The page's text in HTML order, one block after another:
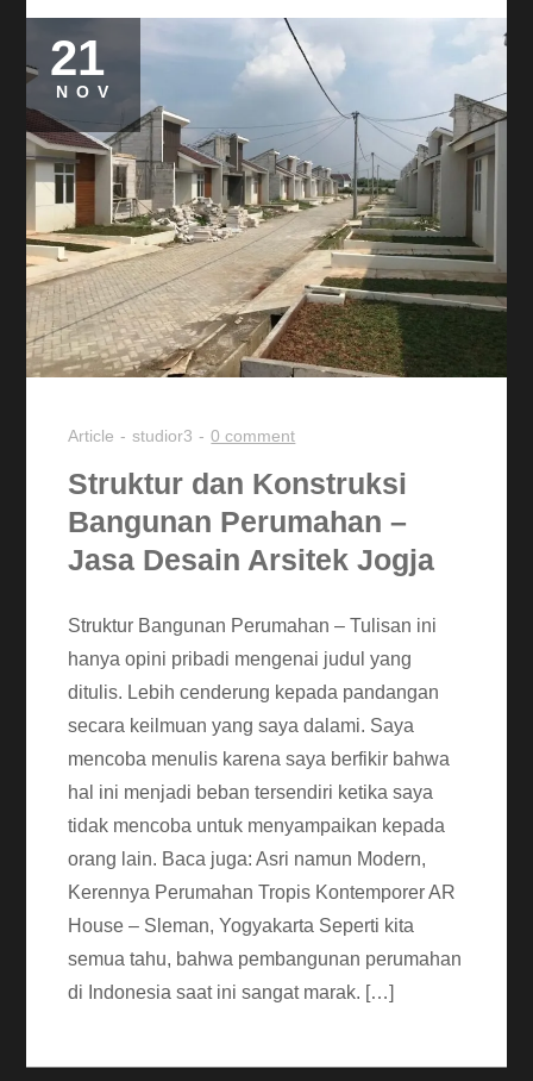
21
NOV
Article studior3 0 comment
Struktur dan Konstruksi
Bangunan Perumahan –
Jasa Desain Arsitek Jogja
Struktur Bangunan Perumahan – Tulisan ini
hanya opini pribadi mengenai judul yang
ditulis. Lebih cenderung kepada pandangan
secara keilmuan yang saya dalami. Saya
mencoba menulis karena saya berfikir bahwa
hal ini menjadi beban tersendiri ketika saya
tidak mencoba untuk menyampaikan kepada
orang lain. Baca juga: Asri namun Modern,
Kerennya Perumahan Tropis Kontemporer AR
House – Sleman, Yogyakarta Seperti kita
semua tahu, bahwa pembangunan perumahan
di Indonesia saat ini sangat marak. […]